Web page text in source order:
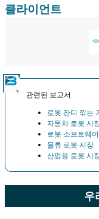
클라이언트
관련된 보고서
로봇 잔디 깎는
자동차 로봇 시
로봇 소프트웨
물류 로봇 시장
산업용 로봇 시
우